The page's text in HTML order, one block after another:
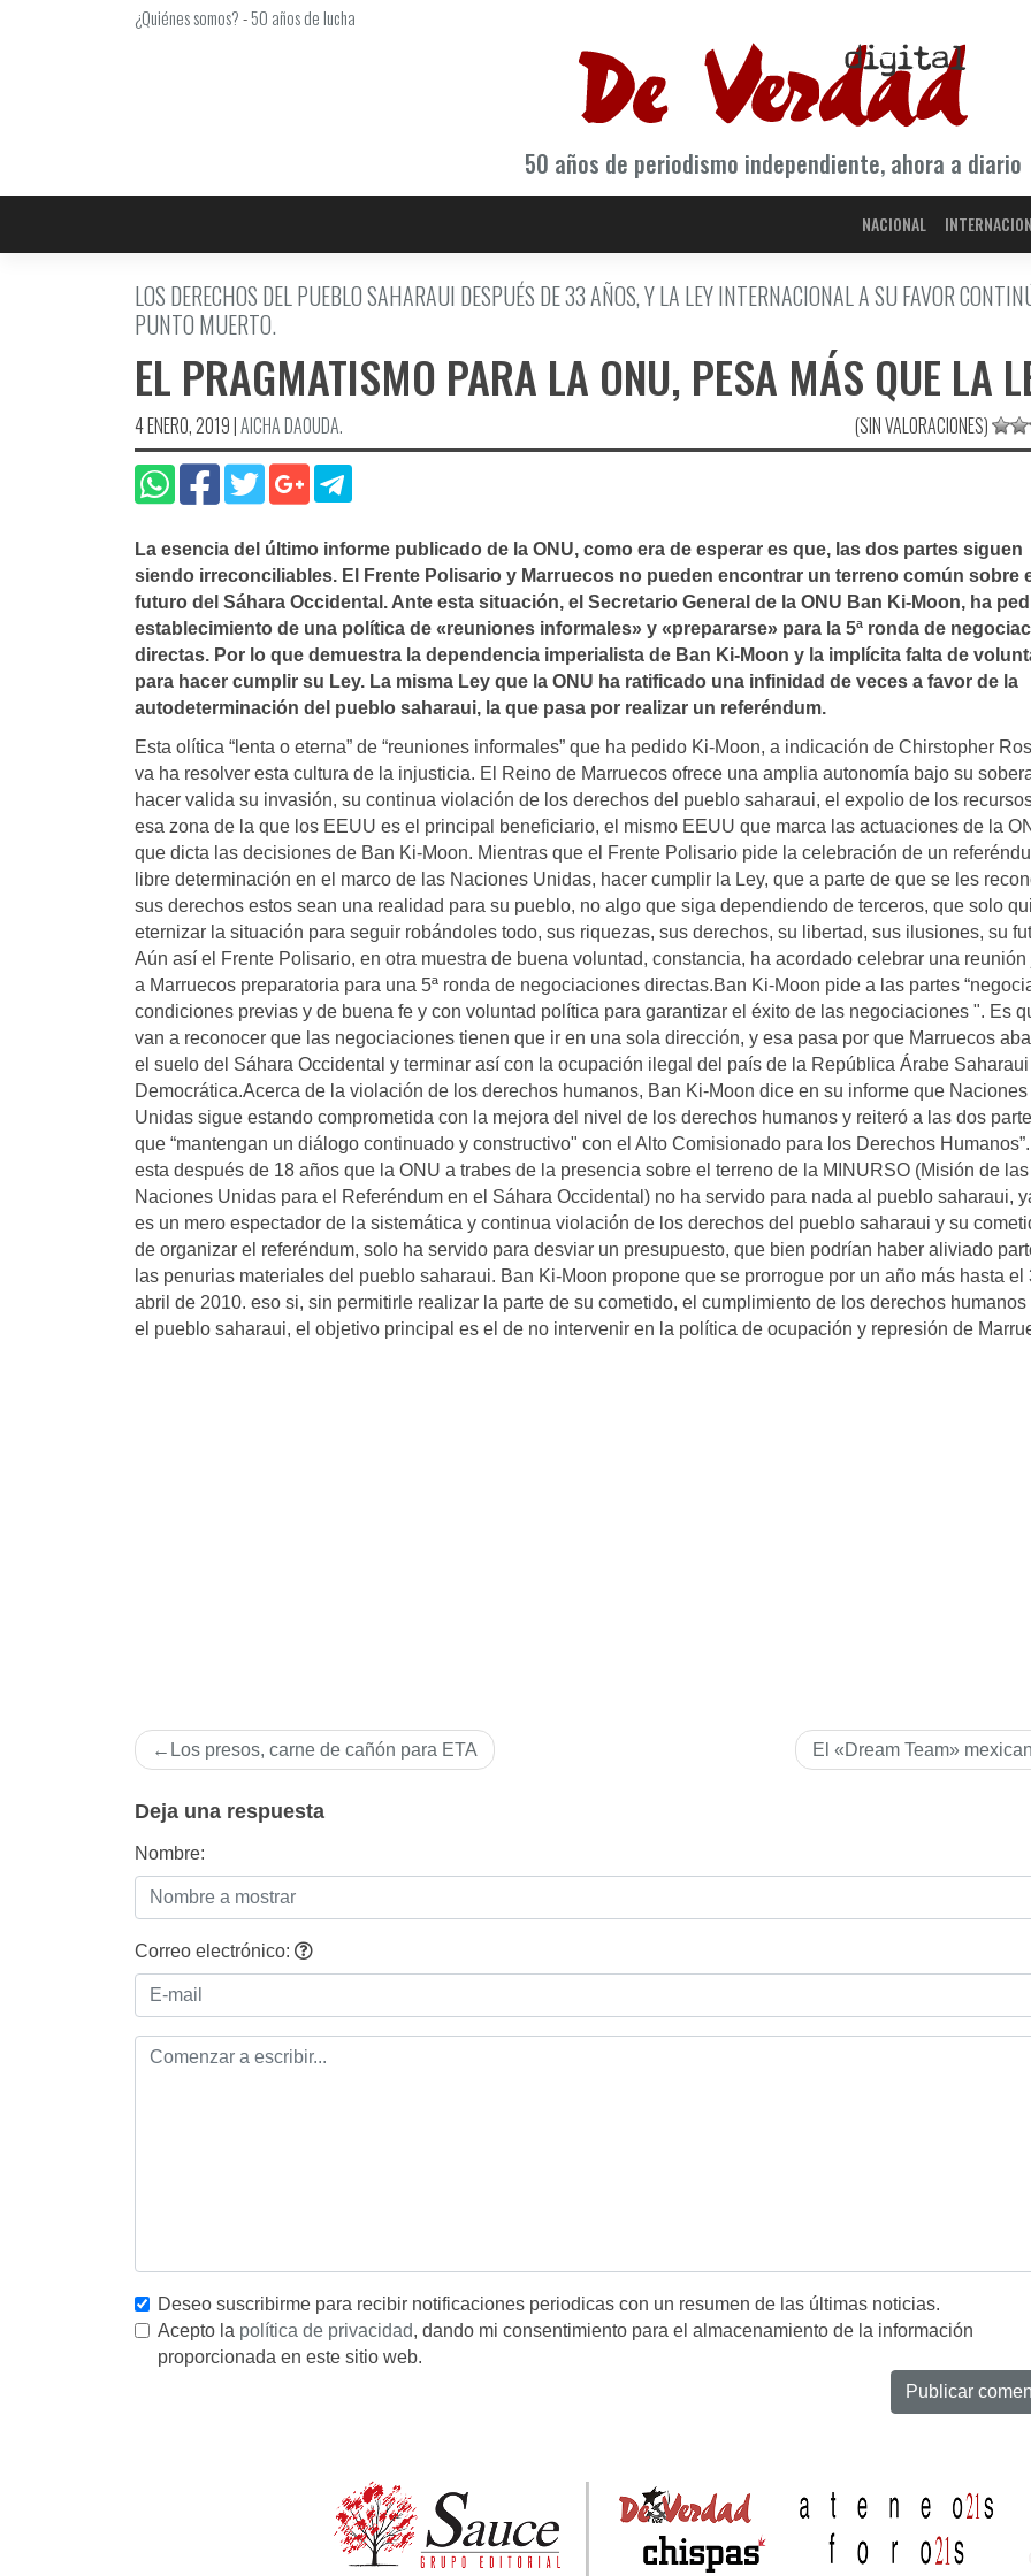
¿Quiénes somos?-50 años de lucha
50 años de periodismo independiente, ahora a diario
NACIONAL
LOS DERECHOS DEL PUEBLO SAHARAUI DESPUÉS DE 33 AÑOS, Y LA LEY INTERNACIONAL A SU FAVOR
PUNTO MUERTO.
EL PRAGMATISMO PARA LA ONU, PESA MÁS QUE LA
4 ENERO, 2019|AICHA DAOUDA. (SIN VALORACIONES)
La esencia del último informe publicado de la ONU, como era de esperar es que, las dos partes siguen
siendo irreconciliables. El Frente Polisario y Marruecos no pueden encontrar un terreno común sobre
futuro del Sáhara Occidental. Ante esta situación, el Secretario General de la ONU Ban Ki-Moon, ha
establecimiento de una polí­tica de «reuniones informales» y «prepararse» para la 5ª ronda de
directas. Por lo que demuestra la dependencia imperialista de Ban Ki-Moon y la implí­cita falta de
para hacer cumplir su Ley. La misma Ley que la ONU ha ratificado una infinidad de veces a favor de la
autodeterminación del pueblo saharaui, la que pasa por realizar un referéndum.
Esta olítica “lenta o eterna” de “reuniones informales” que ha pedido Ki-Moon, a indicación de Chirstopher
va ha resolver esta cultura de la injusticia. El Reino de Marruecos ofrece una amplia autonomía bajo su
hacer valida su invasión, su continua violación de los derechos del pueblo saharaui, el expolio de los
esa zona de la que los EEUU es el principal beneficiario, el mismo EEUU que marca las actuaciones de la
que dicta las decisiones de Ban Ki-Moon. Mientras que el Frente Polisario pide la celebración de un
libre determinación en el marco de las Naciones Unidas, hacer cumplir la Ley, que a parte de que se les
sus derechos estos sean una realidad para su pueblo, no algo que siga dependiendo de terceros, que solo
eternizar la situación para seguir robándoles todo, sus riquezas, sus derechos, su libertad, sus ilusiones, su
Aún así el Frente Polisario, en otra muestra de buena voluntad, constancia, ha acordado celebrar una reunión
a Marruecos preparatoria para una 5ª ronda de negociaciones directas.Ban Ki-Moon pide a las partes
condiciones previas y de buena fe y con voluntad política para garantizar el éxito de las negociaciones ". Es
van a reconocer que las negociaciones tienen que ir en una sola dirección, y esa pasa por que Marruecos
el suelo del Sáhara Occidental y terminar así con la ocupación ilegal del país de la República Árabe Saharaui
Democrática.Acerca de la violación de los derechos humanos, Ban Ki-Moon dice en su informe que Naciones
Unidas sigue estando comprometida con la mejora del nivel de los derechos humanos y reiteró a las dos
que “mantengan un diálogo continuado y constructivo" con el Alto Comisionado para los Derechos
esta después de 18 años que la ONU a trabes de la presencia sobre el terreno de la MINURSO (Misión de las
Naciones Unidas para el Referéndum en el Sáhara Occidental) no ha servido para nada al pueblo saharaui,
es un mero espectador de la sistemática y continua violación de los derechos del pueblo saharaui y su
de organizar el referéndum, solo ha servido para desviar un presupuesto, que bien podrían haber aliviado
las penurias materiales del pueblo saharaui. Ban Ki-Moon propone que se prorrogue por un año más hasta el
abril de 2010. eso si, sin permitirle realizar la parte de su cometido, el cumplimiento de los derechos humanos
el pueblo saharaui, el objetivo principal es el de no intervenir en la política de ocupación y represión de
Navegación
de
entradas
Los presos, carne de cañón para ETA El «Dream Team»
Deja una respuesta
Nombre:
Correo electrónico:
Deseo suscribirme para recibir notificaciones periodicas con un resumen de las últimas noticias.
Acepto la política de privacidad, dando mi consentimiento para el almacenamiento de la información
proporcionada en este sitio web.